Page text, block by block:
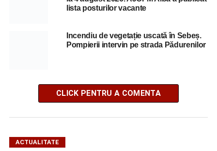
lista posturilor vacante
Incendiu de vegetație uscată în Sebeș.
Pompierii intervin pe strada Pădurenilor
CLICK PENTRU A COMENTA
ACTUALITATE